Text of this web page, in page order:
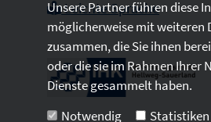
Leichte Sprache
Unsere Partner führen diese
möglicherweise mit weiteren
zusammen, die Sie ihnen
oder die sie im Rahmen Ihrer
Dienste gesammelt haben.
Notwendig
Statistiken